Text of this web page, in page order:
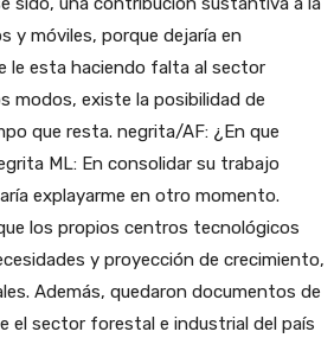
y móviles, porque dejaría en
le esta haciendo falta al sector
modos, existe la posibilidad de
que resta. negrita/AF: ¿En que
ML: En consolidar su trabajo
explayarme en otro momento.
los propios centros tecnológicos
y proyección de crecimiento,
Además, quedaron documentos de
sector forestal e industrial del país